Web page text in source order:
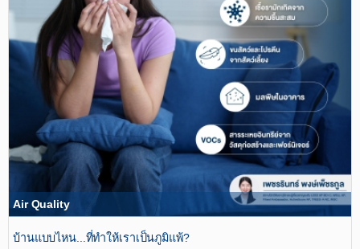
Air Quality
บ้านแบบไหน...ที่ทำให้เราเป็นภูมิแพ้?